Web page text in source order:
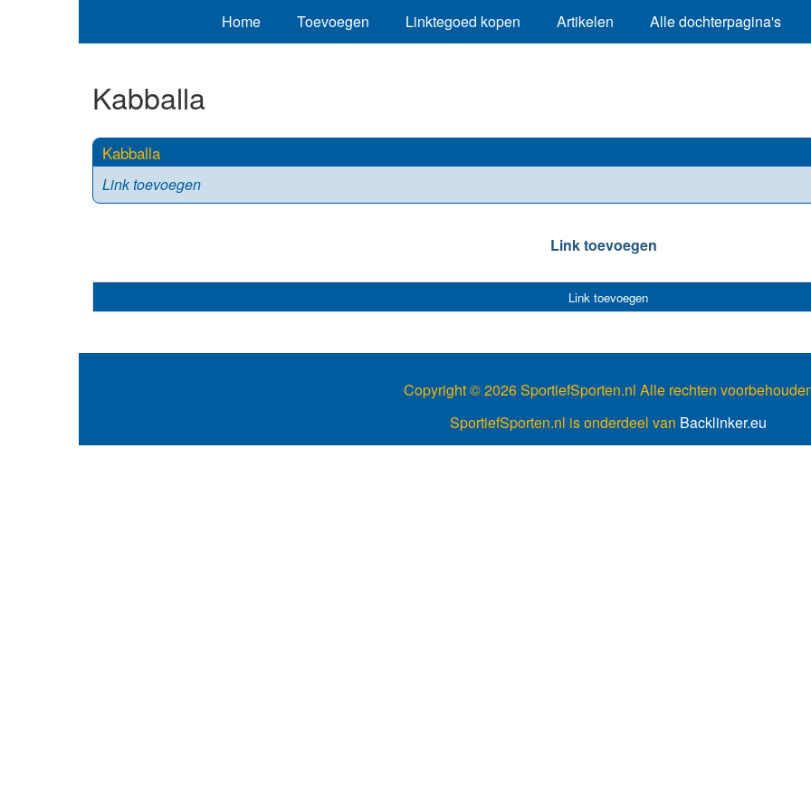
Home Toevoegen Linktegoed kopen Artikelen Alle dochterpagina's
Kabballa
Kabballa
Link toevoegen
Link toevoegen
Link toevoegen
Copyright ©2026 SportiefSporten.nl Alle rechten
SportiefSporten.nl is onderdeel van Backlinker.eu